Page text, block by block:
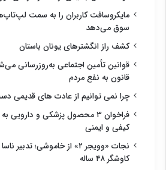
مایکروسافت کاربران را به سمت
سوق می‌دهد
کشف راز انگشترهای یونان باستان
قوانین تأمین اجتماعی به‌روزرسانی
قانون به نفع مردم
چرا نمی توانیم از عادت های قدیمی
فراخوان ۳ محصول پزشکی و
کیفی و ایمنی
نجات «وویجر ۲» از خاموشی؛
کاوشگر ۴۸ ساله